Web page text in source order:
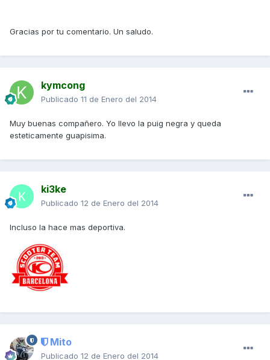
Gracias por tu comentario. Un saludo.
kymcong
Publicado 11 de Enero del 2014
Muy buenas compañero. Yo llevo la puig negra y queda
esteticamente guapisima.
ki3ke
Publicado 12 de Enero del 2014
Incluso la hace mas deportiva.
Mito
Publicado 12 de Enero del 2014